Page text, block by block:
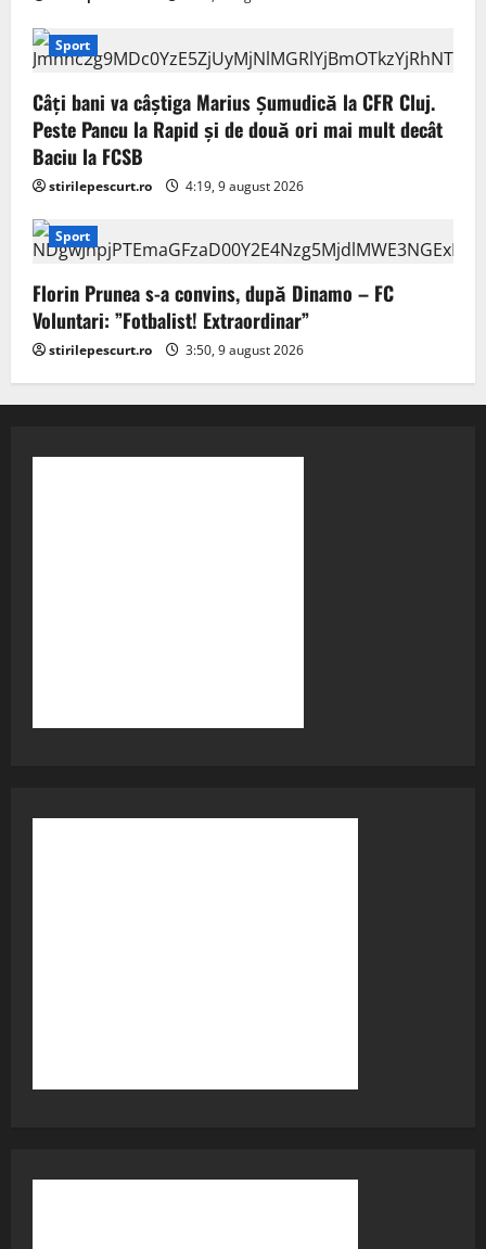
Sport
Câți bani va câștiga Marius Șumudică la CFR Cluj.
Peste Pancu la Rapid și de două ori mai mult decât
Baciu la FCSB
stirilepescurt.ro 4:19, 9 august 2026
Sport
Florin Prunea s-a convins, după Dinamo – FC
Voluntari: ”Fotbalist! Extraordinar”
stirilepescurt.ro 3:50, 9 august 2026